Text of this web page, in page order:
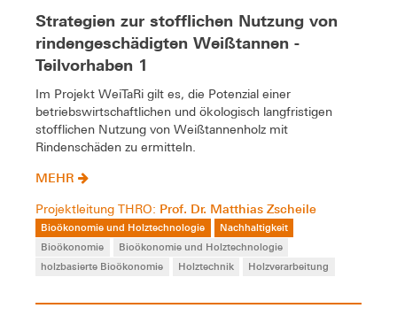
Strategien zur stofflichen Nutzung von
rindengeschädigten Weißtannen -
Teilvorhaben 1
Im Projekt WeiTaRi gilt es, die Potenzial einer
betriebswirtschaftlichen und ökologisch langfristigen
stofflichen Nutzung von Weißtannenholz mit
Rindenschäden zu ermitteln.
MEHR
Projektleitung THRO: Prof. Dr. Matthias Zscheile
Bioökonomie und Holztechnologie
Nachhaltigkeit
Bioökonomie
Bioökonomie und Holztechnologie
holzbasierte Bioökonomie
Holztechnik Holzverarbeitung